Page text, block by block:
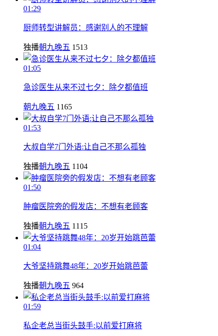
01:29
厨师转型讲解员：感谢别人的不理解
独播朝九晚五 1513
01:05
急诊医生从来不过七夕：除夕都值班
朝九晚五 1165
01:53
大叔自学7门外语:让自己不那么孤独
独播朝九晚五 1104
01:50
肿瘤医院旁的假发店：不想有老顾客
独播朝九晚五 1115
01:04
大爷坚持跳舞48年：20岁开始跳芭蕾
独播朝九晚五 964
01:59
私企老总当街头鼓手:以前爱打麻将